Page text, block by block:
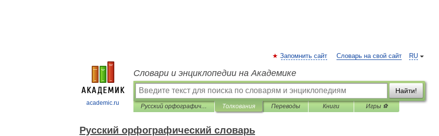
academic.ru
RU
Запомнить сайт Словарь на свой сайт
Словари и энциклопедии на Академике
Найти!
Русский орфографический словарь Толкования Переводы Книги Игры ⚽
Русский орфографический словарь